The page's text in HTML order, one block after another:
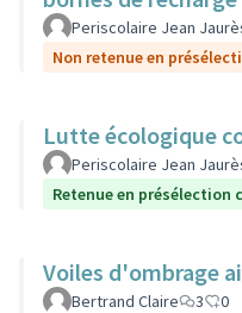
Periscolaire Jean
Non retenue en
Lutte écologique
Periscolaire Jean
Retenue en présélection
Voiles d'ombrage
Bertrand Claire 3
0